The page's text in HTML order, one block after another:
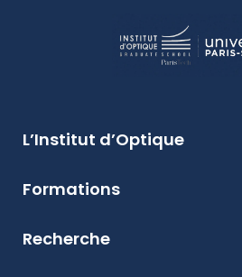
L’Institut d’Optique
Formations
Recherche